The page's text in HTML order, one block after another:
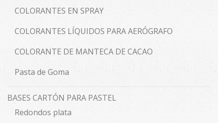
COLORANTES EN SPRAY
COLORANTES LÍQUIDOS PARA AERÓGRAFO
COLORANTE DE MANTECA DE CACAO
Pasta de Goma
BASES CARTÓN PARA PASTEL
Redondos plata